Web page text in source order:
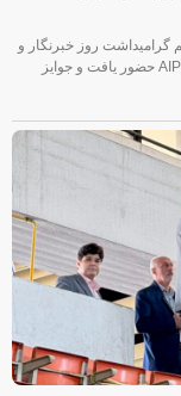
روز خبرنگار و
تقدیر از برگزیدگان هشتمین جایزه جهانی ورزشی‌نویسان AIPS حضور یافت و جوایز